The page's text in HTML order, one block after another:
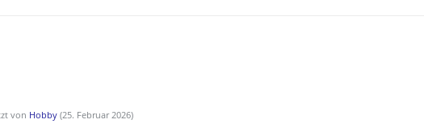
von Hobby (25. Februar 2026)